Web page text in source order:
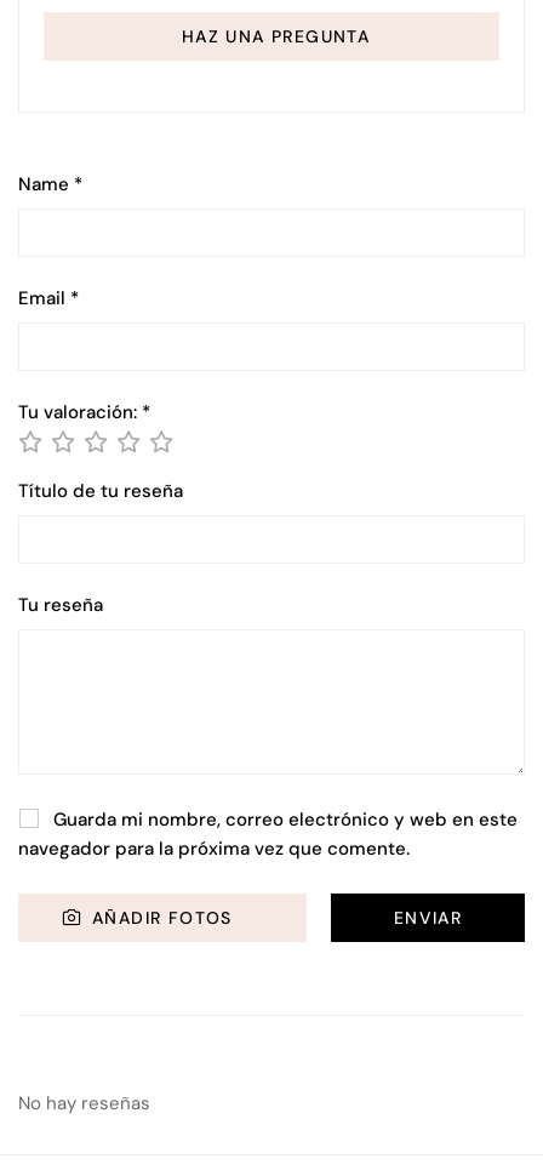
HAZ UNA PREGUNTA
Name *
Email *
Tu valoración: *
Título de tu reseña
Tu reseña
Guarda mi nombre, correo electrónico y web en este
navegador para la próxima vez que comente.
AÑADIR FOTOS
No hay reseñas